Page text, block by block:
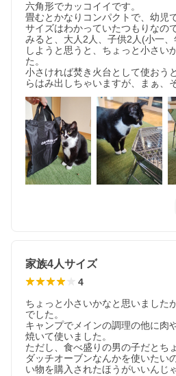
六角形でカッコイイです。
畳むとかなりコンパクトで、幼児
サイズはわかっていたつもりなの
みると、大人2人、子供2人(小一
しようと思うと、ちょっと小さい
た。
小さければ焚き火台として使おう
らはみ出しちゃいますが、まぁ、
家族4人サイズ
4
ちょっと小さいかなと思いました
でした。
キャンプでメインの調理の他に肉
焼いて使いました。
ただし、食べ盛りの男の子だとち
ダッチオーブンなんかを使いたい
い物を購入されたほうがいいんじ